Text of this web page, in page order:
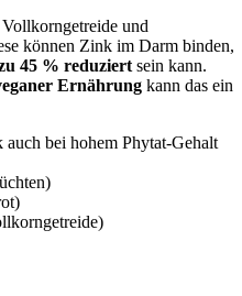
und
können Zink im Darm binden,
45 % reduziert sein kann.
Ernährung kann das ein
bei hohem Phytat-Gehalt